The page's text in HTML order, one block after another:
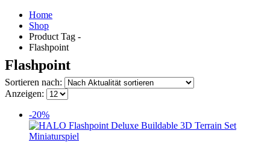
Home
Shop
Product Tag -
Flashpoint
Flashpoint
Sortieren nach:
Anzeigen:
-20%
Miniaturspiel